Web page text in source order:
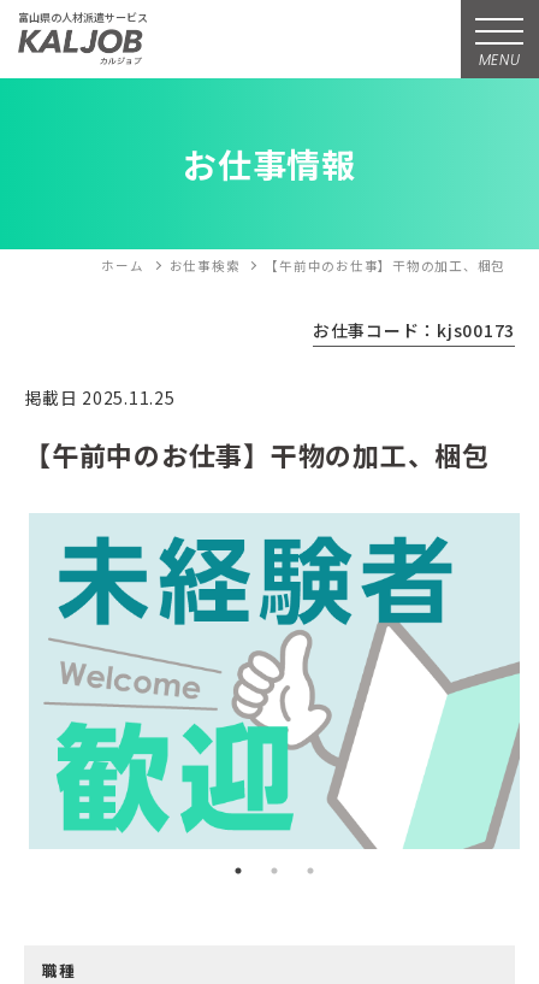
富山県の人材派遣サービス
MENU
お仕事情報
ホーム お仕事検索 【午前中のお仕事】干物の加工、梱包
お仕事コード：kjs00173
掲載日 2025.11.25
【午前中のお仕事】干物の加工、梱包
職種